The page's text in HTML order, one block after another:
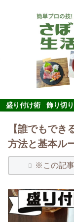
盛り付け術 飾り切り
【誰でもでき
方法と基本ル
※この記事